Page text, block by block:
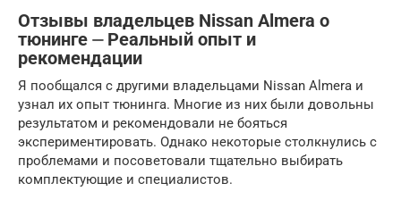
Отзывы владельцев Nissan Almera о
тюнинге ⏤ Реальный опыт и
рекомендации
Я пообщался с другими владельцами Nissan Almera и
узнал их опыт тюнинга. Многие из них были довольны
результатом и рекомендовали не бояться
экспериментировать. Однако некоторые столкнулись с
проблемами и посоветовали тщательно выбирать
комплектующие и специалистов.